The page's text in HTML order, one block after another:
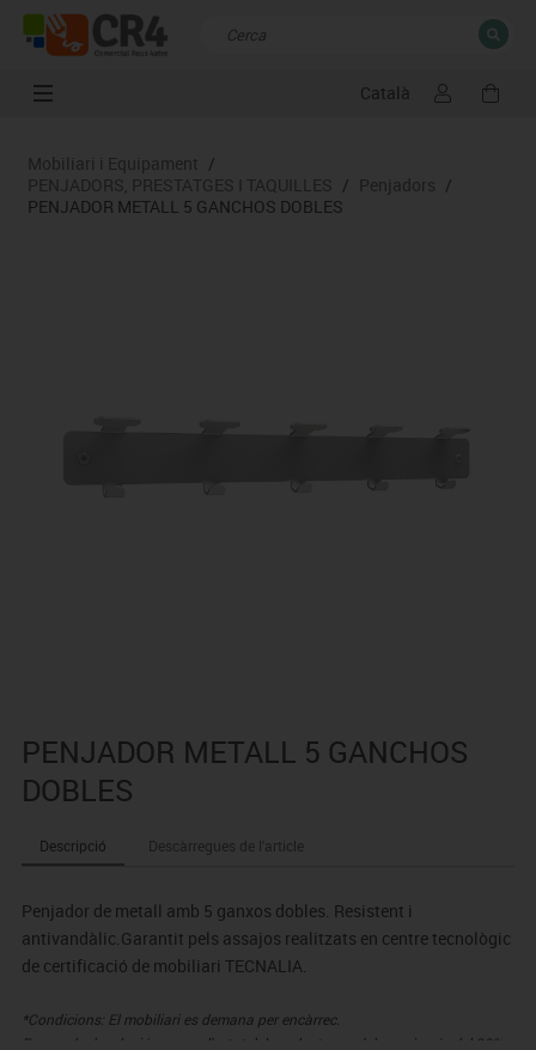
Català
Resultats de la recerca TANCAR
Mobiliari i Equipament /
PENJADORS, PRESTATGES I TAQUILLES / Penjadors /
PENJADOR METALL 5 GANCHOS DOBLES
PENJADOR METALL 5 GANCHOS
DOBLES
Descripció Descàrregues de l'article
Penjador de metall amb 5 ganxos dobles. Resistent i
antivandàlic.Garantit pels assajos realitzats en centre tecnològic
de certificació de mobiliari TECNALIA.
*Condicions: El mobiliari es demana per encàrrec.
En cas de devolució, segons l'estat del producte, no s'abonarà més del 90%